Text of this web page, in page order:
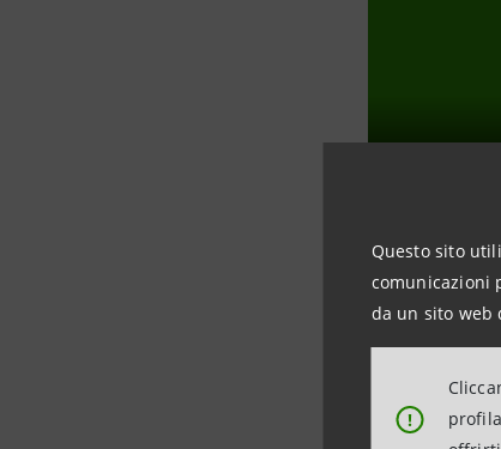
Questo sito
comunicazioni
da un sito web
!
Agenda